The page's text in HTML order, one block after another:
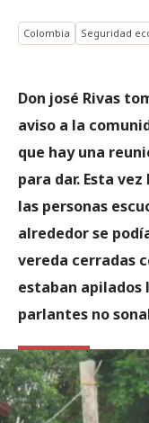
Colombia Seguridad
Don josé Rivas
aviso a la
que hay una
para dar. Esta
las personas
alrededor se
vereda cerradas
estaban apilados
parlantes no